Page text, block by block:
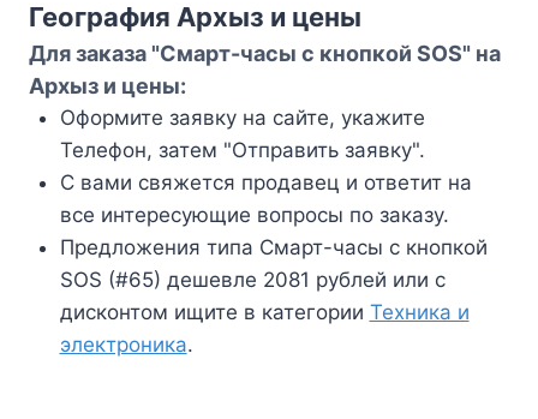
География Архыз и цены
Для заказа "Смарт-часы с кнопкой SOS" на
Архыз и цены:
Оформите заявку на сайте, укажите
Телефон, затем "Отправить заявку".
С вами свяжется продавец и ответит на
все интересующие вопросы по заказу.
Предложения типа Смарт-часы с кнопкой
SOS (#65) дешевле 2081 рублей или с
дисконтом ищите в категории Техника и
электроника.